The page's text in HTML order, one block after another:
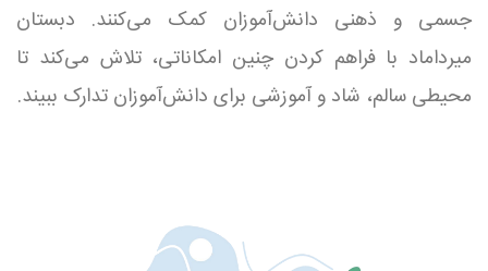
جسمی و ذهنی دانش‌آموزان کمک می‌کنند. دبستان
میرداماد با فراهم کردن چنین امکاناتی، تلاش می‌کند تا
محیطی سالم، شاد و آموزشی برای دانش‌آموزان تدارک ببیند.